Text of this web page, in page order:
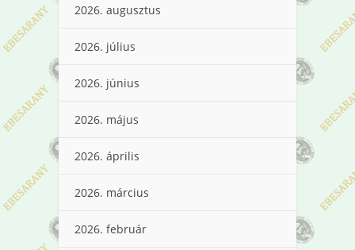
2026. augusztus
2026. július
2026. június
2026. május
2026. április
2026. március
2026. február